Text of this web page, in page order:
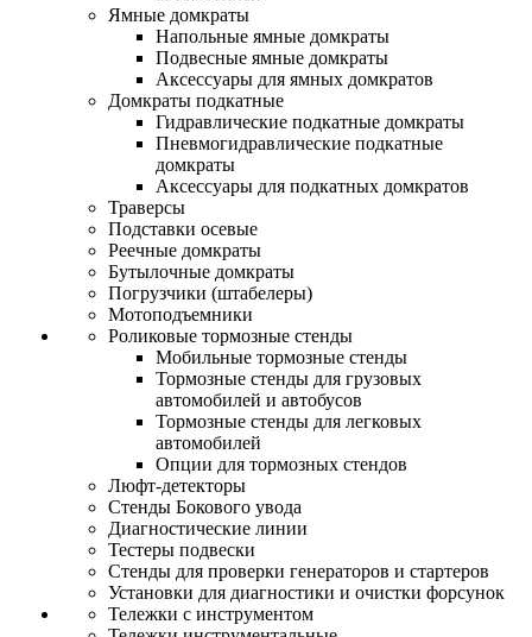
Ямные домкраты
Напольные ямные домкраты
Подвесные ямные домкраты
Аксессуары для ямных домкратов
Домкраты подкатные
Гидравлические подкатные домкраты
Пневмогидравлические подкатные
домкраты
Аксессуары для подкатных домкратов
Траверсы
Подставки осевые
Реечные домкраты
Бутылочные домкраты
Погрузчики (штабелеры)
Мотоподъемники
Роликовые тормозные стенды
Мобильные тормозные стенды
Тормозные стенды для грузовых
автомобилей и автобусов
Тормозные стенды для легковых
автомобилей
Опции для тормозных стендов
Люфт-детекторы
Стенды Бокового увода
Диагностические линии
Тестеры подвески
Стенды для проверки генераторов и стартеров
Установки для диагностики и очистки форсунок
Тележки с инструментом